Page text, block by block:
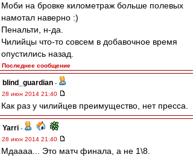
Моби на бровке километраж больше полевых
намотал наверно :)
Пенальти, н-да.
Чилийцы что-то совсем в добавочное время
опустились назад.
Последнее сообщение
blind_guardian -
28 июн 2014 21:40
Как раз у чилийцев преимущество, нет пресса.
Yarri -
28 июн 2014 21:40
Мдаааа... Это матч финала, а не 1\8.